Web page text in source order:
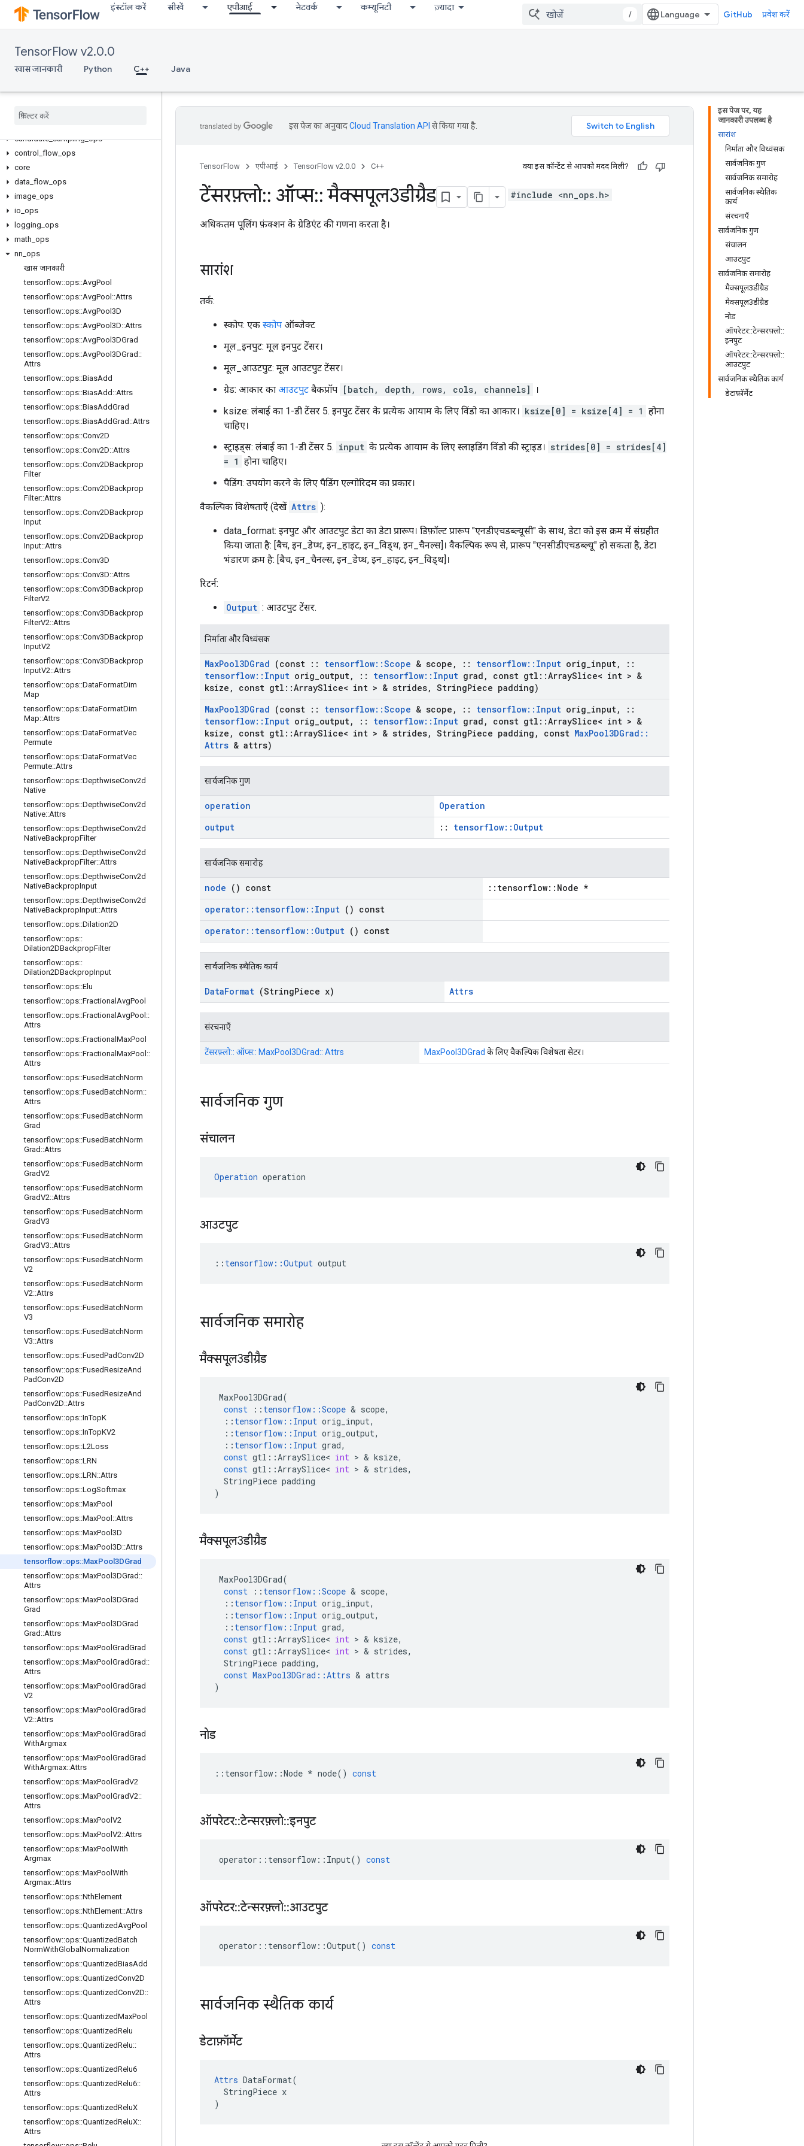
इंस्टॉल करें सीखें एपीआई नेटवर्क कम्यूनिटी ज़्यादा
/ GitHub प्रवेश करें
TensorFlow v2.0.0
खास जानकारी Python C++ Java
C++
candidate_sampling_ops
control
flow ops
core
data flow ops
image ops
io ops
logging ops
math ops
nn ops
खास जानकारी
tensorflow::ops::AvgPool
tensorflow::ops::AvgPool ::Attrs
tensorflow::ops::AvgPool3D
tensorflow::ops::AvgPool3D::Attrs
tensorflow::ops::AvgPool3DGrad
tensorflow::ops::AvgPool3DGrad ::
Attrs
tensorflow::ops::BiasAdd
tensorflow::ops::BiasAdd ::Attrs
tensorflow::ops::BiasAddGrad
tensorflow::ops::BiasAddGrad ::Attrs
tensorflow::ops::Conv2D
tensorflow::ops::Conv2D::Attrs
tensorflow::ops::Conv2DBackprop
Filter
tensorflow::ops::Conv2DBackprop
Filter::Attrs
tensorflow::ops::Conv2DBackprop
Input
tensorflow::ops::Conv2DBackprop
Input::Attrs
tensorflow::ops::Conv3D
tensorflow::ops::Conv3D::Attrs
tensorflow::ops::Conv3DBackprop
FilterV2
tensorflow::ops::Conv3DBackprop
FilterV2::Attrs
tensorflow::ops::Conv3DBackprop
InputV2
tensorflow::ops::Conv3DBackprop
InputV2::Attrs
tensorflow::ops::DataFormatDim
Map
tensorflow::ops::DataFormatDim
Map::Attrs
tensorflow::ops::DataFormatVec
Permute
tensorflow::ops::DataFormatVec
Permute::Attrs
tensorflow::ops::DepthwiseConv2d
Native
tensorflow::ops::DepthwiseConv2d
Native::Attrs
tensorflow::ops::DepthwiseConv2d
NativeBackpropFilter
tensorflow::ops::DepthwiseConv2d
NativeBackpropFilter::Attrs
tensorflow::ops::DepthwiseConv2d
NativeBackpropInput
tensorflow::ops::DepthwiseConv2d
NativeBackpropInput::Attrs
tensorflow::ops::Dilation2D
tensorflow::ops::
Dilation2DBackpropFilter
tensorflow::ops::
Dilation2DBackpropInput
tensorflow::ops::Elu
tensorflow::ops::Fractional AvgPool
tensorflow::ops::Fractional AvgPool ::
Attrs
tensorflow::ops::Fractional MaxPool
tensorflow::ops::Fractional MaxPool ::
Attrs
tensorflow::ops::FusedBatchNorm
tensorflow::ops::FusedBatchNorm::
Attrs
tensorflow::ops::FusedBatchNorm
Grad
tensorflow::ops::FusedBatchNorm
Grad ::Attrs
tensorflow::ops::FusedBatchNorm
GradV2
tensorflow::ops::FusedBatchNorm
GradV2::Attrs
tensorflow::ops::FusedBatchNorm
GradV3
tensorflow::ops::FusedBatchNorm
GradV3::Attrs
tensorflow::ops::FusedBatchNorm
V2
tensorflow::ops::FusedBatchNorm
V2::Attrs
tensorflow::ops::FusedBatchNorm
V3
tensorflow::ops::FusedBatchNorm
V3::Attrs
tensorflow::ops::FusedPadConv2D
tensorflow::ops::FusedResizeAnd
PadConv2D
tensorflow::ops::FusedResizeAnd
PadConv2D::Attrs
tensorflow::ops::InTopK
tensorflow::ops::InTopKV2
tensorflow::ops::L2Loss
tensorflow::ops::LRN
tensorflow::ops::LRN::Attrs
tensorflow::ops::LogSoftmax
tensorflow::ops::MaxPool
tensorflow::ops::MaxPool ::Attrs
tensorflow::ops::MaxPool3D
tensorflow::ops::MaxPool3D::Attrs
tensorflow::ops::MaxPool3DGrad
tensorflow::ops::MaxPool3DGrad ::
Attrs
tensorflow::ops::MaxPool3DGrad
Grad
tensorflow::ops::MaxPool3DGrad
Grad ::Attrs
tensorflow::ops::MaxPool GradGrad
tensorflow::ops::MaxPool GradGrad ::
Attrs
tensorflow::ops::MaxPool GradGrad
V2
tensorflow::ops::MaxPool GradGrad
V2::Attrs
tensorflow::ops::MaxPool GradGrad
WithArgmax
tensorflow::ops::MaxPool GradGrad
WithArgmax::Attrs
tensorflow::ops::MaxPool GradV2
tensorflow::ops::MaxPool GradV2::
Attrs
tensorflow::ops::MaxPool V2
tensorflow::ops::MaxPool V2::Attrs
tensorflow::ops::MaxPool With
Argmax
tensorflow::ops::MaxPool With
Argmax::Attrs
tensorflow::ops::NthElement
tensorflow::ops::NthElement::Attrs
tensorflow::ops::QuantizedAvgPool
tensorflow::ops::QuantizedBatch
NormWithGlobal Normalization
tensorflow::ops::QuantizedBiasAdd
tensorflow::ops::QuantizedConv2D
tensorflow::ops::QuantizedConv2D::
Attrs
tensorflow::ops::QuantizedMaxPool
tensorflow::ops::QuantizedRelu
tensorflow::ops::QuantizedRelu::
Attrs
tensorflow::ops::QuantizedRelu6
tensorflow::ops::QuantizedRelu6::
Attrs
tensorflow::ops::QuantizedReluX
tensorflow::ops::QuantizedReluX::
Attrs
इस पेज पर, यह
जानकारी उपलब्ध है
सारांश
निर्माता और विध्वंसक
सार्वजनिक गुण
सार्वजनिक समारोह
सार्वजनिक स्थैतिक
कार्य
संरचनाएँ
सार्वजनिक गुण
संचालन
आउटपुट
सार्वजनिक समारोह
मैक्सपूल3डीग्रैड
मैक्सपूल3डीग्रैड
नोड
ऑपरेटर::टेन्सरफ़्लो::
इनपुट
ऑपरेटर::टेन्सरफ़्लो::
आउटपुट
सार्वजनिक स्थैतिक कार्य
डेटाफ़ॉर्मेट
इस पेज का अनुवादCloud Translation API से किया गया है.
TensorFlow एपीआई TensorFlow v2.0.0 C++ क्या इस कॉन्टेंट से आपको मदद मिली?
टेंसरफ़्लो:: ऑप्स:: मैक्सपूल3डीग्रैड #include <nn_ops.h>
अधिकतम पूलिंग फ़ंक्शन के ग्रेडिएंट की गणना करता है।
सारांश
तर्क:
स्कोप: एक स्कोप ऑब्जेक्ट
मूल_इनपुट: मूल इनपुट टेंसर।
मूल_आउटपुट: मूल आउटपुट टेंसर।
ग्रेड: आकार का आउटपुट बैकप्रॉप [batch, depth, rows, cols, channels]
।
ksize: लंबाई का 1-डी टेंसर 5. इनपुट टेंसर के प्रत्येक आयाम के लिए विंडो का आकार। ksize[0] = ksize[4] = 1 होना
चाहिए।
स्ट्राइड्स: लंबाई का 1-डी टेंसर 5. input के प्रत्येक आयाम के लिए स्लाइडिंग विंडो की स्ट्राइड। strides[0] = strides[4]
= 1 होना चाहिए।
पैडिंग: उपयोग करने के लिए पैडिंग एल्गोरिदम का प्रकार।
वैकल्पिक विशेषताएँ (देखें Attrs ):
data_format: इनपुट और आउटपुट डेटा का डेटा प्रारूप। डिफ़ॉल्ट प्रारूप "एनडीएचडब्ल्यूसी" के साथ, डेटा को इस क्रम में संग्रहीत
किया जाता है: [बैच, इन_डेप्थ, इन_हाइट, इन_विड्थ, इन_चैनल्स]। वैकल्पिक रूप से, प्रारूप "एनसीडीएचडब्ल्यू" हो सकता है, डेटा
भंडारण क्रम है: [बैच, इन_चैनल्स, इन_डेप्थ, इन_हाइट, इन_विड्थ]।
रिटर्न:
Output : आउटपुट टेंसर.
निर्माता और विध्वंसक
MaxPool3DGrad (const :: tensorflow::Scope & scope , :: tensorflow:: Input orig input,
::
tensorflow:: Input orig output, :: tensorflow:: Input grad , const gtl ::ArraySlice< int > &
ksize , const gtl ::ArraySlice< int > & strides, StringPiece padding)
MaxPool3DGrad (const :: tensorflow::Scope & scope , :: tensorflow:: Input orig input,
::
tensorflow:: Input orig output, :: tensorflow:: Input grad , const gtl ::ArraySlice< int > &
ksize , const gtl ::ArraySlice< int > & strides, StringPiece padding , const MaxPool3DGrad ::
Attrs & attrs)
सार्वजनिक गुण
operation
Operation
output
:: tensorflow::Output
सार्वजनिक समारोह
node () const
::tensorflow::Node *
operator:: tensorflow:: Input () const
operator:: tensorflow:: Output () const
सार्वजनिक स्थैतिक कार्य
DataFormat (StringPiece x) Attrs
संरचनाएँ
टेंसरफ़्लो:: ऑप्स:: MaxPool3DGrad:: Attrs MaxPool3DGrad के लिए वैकल्पिक विशेषता सेटर।
सार्वजनिक गुण
संचालन
Operation operation
आउटपुट
:: tensorflow::Output output
सार्वजनिक समारोह
मैक्सपूल3डीग्रैड
MaxPool3DGrad(
const
:: tensorflow ::Scope & scope,
:: tensorflow :: Input orig_input,
:: tensorflow :: Input orig_output,
:: tensorflow :: Input grad,
const gtl ::ArraySlice< int > & ksize,
const gtl ::ArraySlice< int > & strides,
StringPiece padding
)
मैक्सपूल3डीग्रैड
MaxPool3DGrad(
const
:: tensorflow ::Scope & scope,
:: tensorflow :: Input orig_input,
:: tensorflow :: Input orig_output,
:: tensorflow :: Input grad,
const gtl ::ArraySlice< int > & ksize,
const gtl ::ArraySlice< int > & strides,
StringPiece padding,
const MaxPool3DGrad ::Attrs & attrs
)
नोड
:: tensorflow ::Node * node() const
ऑपरेटर::टेन्सरफ़्लो::इनपुट
operator :: tensorflow :: Input() const
ऑपरेटर::टेन्सरफ़्लो::आउटपुट
operator :: tensorflow ::Output() const
सार्वजनिक स्थैतिक कार्य
डेटाफ़ॉर्मेट
Attrs DataFormat(
  StringPiece x
)